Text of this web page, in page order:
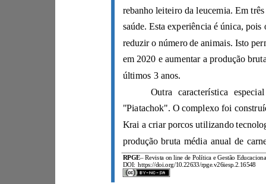
RPGE–
DOI: https://doi.org/10.22633/rpge.v26iesp.2.16548